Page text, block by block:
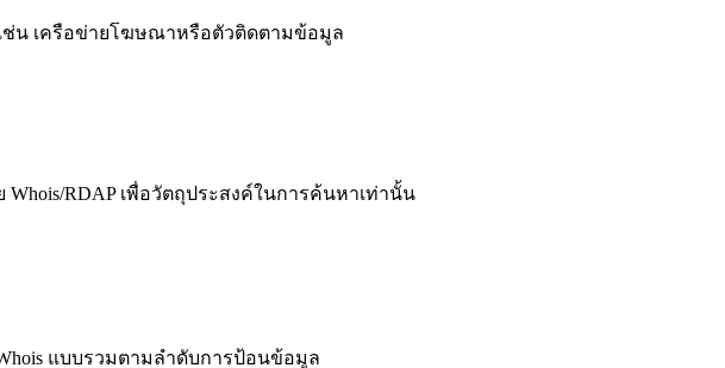
ช่น เครือข่ายโฆษณาหรือตัวติดตามข้อมูล
RDAP เพื่อวัตถุประสงค์ในการค้นหาเท่านั้น
แบบรวมตามลำดับการป้อนข้อมูล